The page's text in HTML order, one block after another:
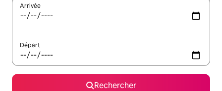
Arrivée
Départ
Rechercher